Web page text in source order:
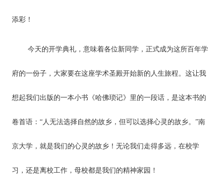
添彩！
今天的开学典礼，意味着各位新同学，正式成为这所百年学
府的一份子，大家要在这座学术圣殿开始新的人生旅程。这让我
想起我们出版的一本小书《哈佛琐记》里的一段话，是这本书的
卷首语：“人无法选择自然的故乡，但可以选择心灵的故乡。”南
京大学，就是我们的心灵的故乡！无论我们走得多远，在校学
习，还是离校工作，母校都是我们的精神家园！